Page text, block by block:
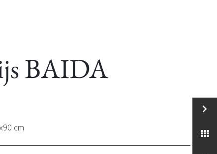
BAIDA
cm